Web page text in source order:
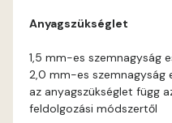
Anyagszükséglet
1,5 mm-es szemnagyság
2,0 mm-es szemnagyság
az anyagszükséglet függ
feldolgozási módszertől